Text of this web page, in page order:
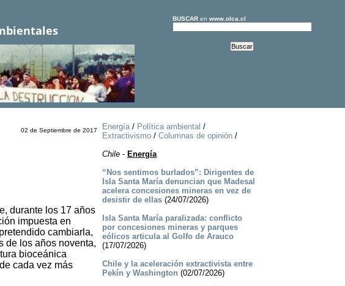
BUSCARen www.olca.cl
02 de Septiembre de 2017
durante los 17 años
impuesta en
cambiarla,
de los años noventa,
bioceánica
cada vez más
Energía/ Política ambiental /
Extractivismo/ Columnas de opinión/
Chile- Energía
“Nos sentimos burlados”: Dirigentes de
Isla Santa María denuncian que Madesal
acelera concesiones mineras en vez de
desistir de ellas(24/07/2026)
Isla Santa María paralizada: conflicto
por concesiones mineras y parques
eólicos articula al Golfo de Arauco
(17/07/2026)
Chile y la aceleración extractivista entre
Pekín y Washington (02/07/2026)